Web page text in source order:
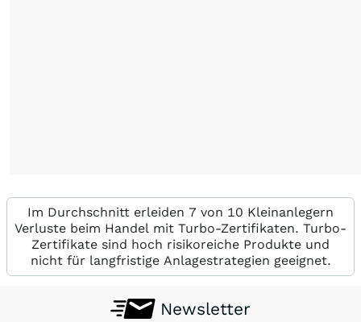
Im Durchschnitt erleiden 7 von 10 Kleinanlegern
Verluste beim Handel mit Turbo-Zertifikaten. Turbo-
Zertifikate sind hoch risikoreiche Produkte und
nicht für langfristige Anlagestrategien geeignet.
Newsletter